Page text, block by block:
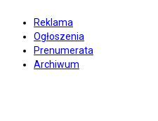
Reklama
Ogłoszenia
Prenumerata
Archiwum